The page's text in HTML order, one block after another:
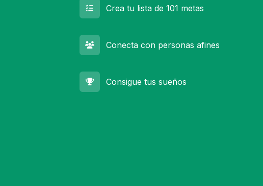
Crea tu lista de 101 metas
Conecta con personas afines
Consigue tus sueños